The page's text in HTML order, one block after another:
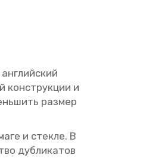
кон­струк­ции и
раз­мер
и стек­ле. В
дуб­ли­ка­тов